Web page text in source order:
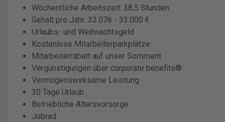
Wöchentliche Arbeitszeit: 38,5 Stunden
Gehalt pro Jahr: 32.076 - 33.000 €
Urlaubs- und Weihnachtsgeld
Kostenlose Mitarbeiterparkplätze
Mitarbeiterrabatt auf unser Sortiment
Vergünstigungen über corporate benefits®
Vermögenswirksame Leistung
30 Tage Urlaub
Betriebliche Altersvorsorge
Jobrad